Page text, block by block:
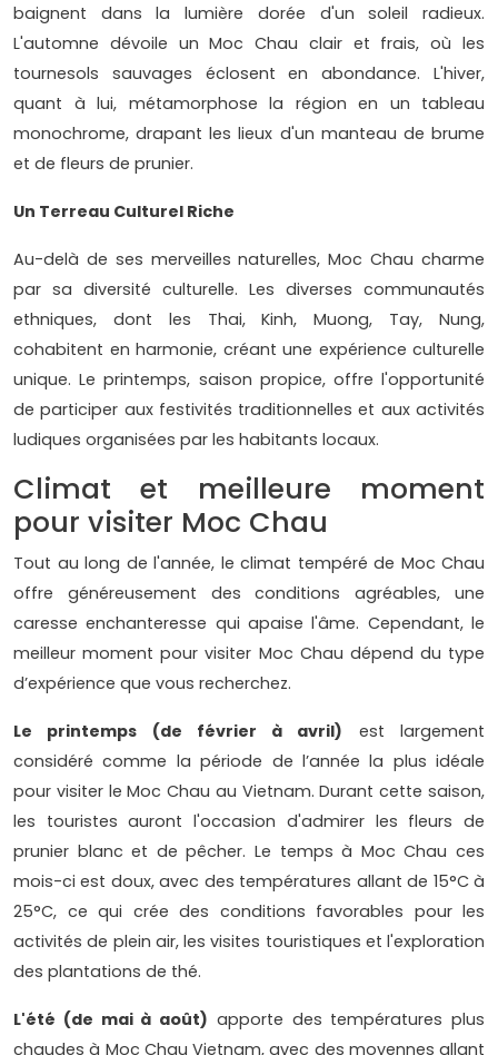
baignent dans la lumière dorée d'un soleil radieux.
L'automne dévoile un Moc Chau clair et frais, où les
tournesols sauvages éclosent en abondance. L'hiver,
quant à lui, métamorphose la région en un tableau
monochrome, drapant les lieux d'un manteau de brume
et de fleurs de prunier.
Un Terreau Culturel Riche
Au-delà de ses merveilles naturelles, Moc Chau charme
par sa diversité culturelle. Les diverses communautés
ethniques, dont les Thai, Kinh, Muong, Tay, Nung,
cohabitent en harmonie, créant une expérience culturelle
unique. Le printemps, saison propice, offre l'opportunité
de participer aux festivités traditionnelles et aux activités
ludiques organisées par les habitants locaux.
Climat et meilleure moment
pour visiter Moc Chau
Tout au long de l'année, le climat tempéré de Moc Chau
offre généreusement des conditions agréables, une
caresse enchanteresse qui apaise l'âme. Cependant, le
meilleur moment pour visiter Moc Chau dépend du type
d’expérience que vous recherchez.
Le printemps (de février à avril) est largement
considéré comme la période de l’année la plus idéale
pour visiter le Moc Chau au Vietnam. Durant cette saison,
les touristes auront l'occasion d'admirer les fleurs de
prunier blanc et de pêcher. Le temps à Moc Chau ces
mois-ci est doux, avec des températures allant de 15°C à
25°C, ce qui crée des conditions favorables pour les
activités de plein air, les visites touristiques et l'exploration
des plantations de thé.
L'été (de mai à août) apporte des températures plus
chaudes à Moc Chau Vietnam, avec des moyennes allant